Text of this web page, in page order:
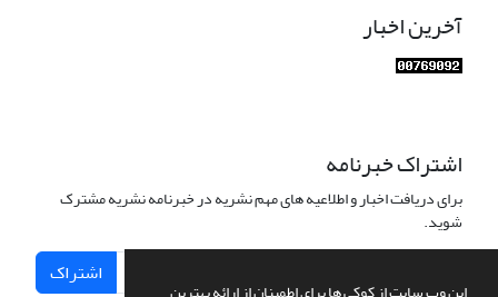
آخرین اخبار
اشتراک خبرنامه
برای دریافت اخبار و اطلاعیه های مهم نشریه در خبرنامه نشریه مشترک
شوید.
اشتراک